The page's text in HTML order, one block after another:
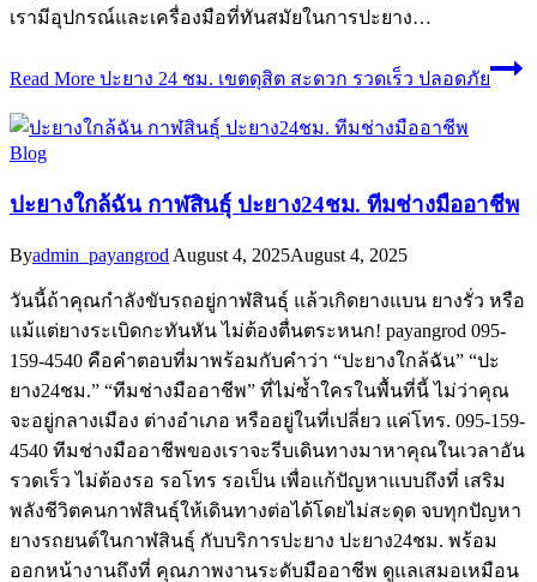
เรามีอุปกรณ์และเครื่องมือที่ทันสมัยในการปะยาง…
Read More ปะยาง 24 ชม. เขตดุสิต สะดวก รวดเร็ว ปลอดภัย
Blog
ปะยางใกล้ฉัน กาฬสินธุ์ ปะยาง24ชม. ทีมช่างมืออาชีพ
Byadmin_payangrod August 4, 2025August 4, 2025
วันนี้ถ้าคุณกำลังขับรถอยู่กาฬสินธุ์ แล้วเกิดยางแบน ยางรั่ว หรือ
แม้แต่ยางระเบิดกะทันหัน ไม่ต้องตื่นตระหนก! payangrod 095-
159-4540 คือคำตอบที่มาพร้อมกับคำว่า “ปะยางใกล้ฉัน” “ปะ
ยาง24ชม.” “ทีมช่างมืออาชีพ” ที่ไม่ซ้ำใครในพื้นที่นี้ ไม่ว่าคุณ
จะอยู่กลางเมือง ต่างอำเภอ หรืออยู่ในที่เปลี่ยว แค่โทร. 095-159-
4540 ทีมช่างมืออาชีพของเราจะรีบเดินทางมาหาคุณในเวลาอัน
รวดเร็ว ไม่ต้องรอ รอโทร รอเป็น เพื่อแก้ปัญหาแบบถึงที่ เสริม
พลังชีวิตคนกาฬสินธุ์ให้เดินทางต่อได้โดยไม่สะดุด จบทุกปัญหา
ยางรถยนต์ในกาฬสินธุ์ กับบริการปะยาง ปะยาง24ชม. พร้อม
ออกหน้างานถึงที่ คุณภาพงานระดับมืออาชีพ ดูแลเสมอเหมือน